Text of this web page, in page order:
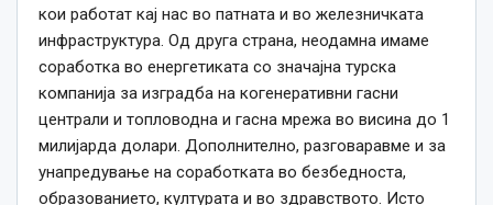
кои работат кај нас во патната и во железничката
инфраструктура. Од друга страна, неодамна имаме
соработка во енергетиката со значајна турска
компанија за изградба на когенеративни гасни
централи и топловодна и гасна мрежа во висина до 1
милијарда долари. Дополнително, разговаравме и за
унапредување на соработката во безбедноста,
образованието, културата и во здравството. Исто